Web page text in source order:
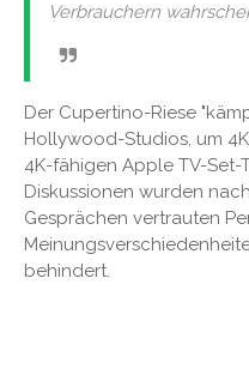
Verbrauchern
Der Cupertino-Riese
Hollywood-Studios, um
4K-fähigen Apple TV-
Diskussionen wurden
Gesprächen vertrauten
behindert.